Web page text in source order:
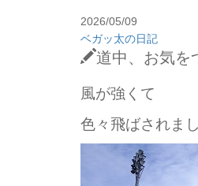
2026/05/09
ベガッ太の日記
道中、お気を
風が強くて
色々飛ばされま